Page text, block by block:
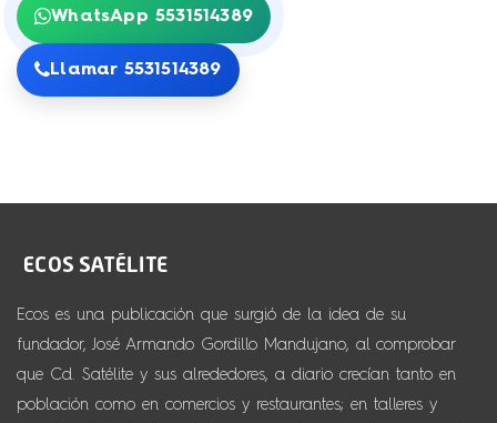
WhatsApp 5531514389
Llamar 5531514389
Ecos es una publicación que surgió de la idea de su
fundador, José Armando Gordillo Mandujano, al comprobar
que Cd. Satélite y sus alrededores, a diario crecían tanto en
población como en comercios y restaurantes; en talleres y